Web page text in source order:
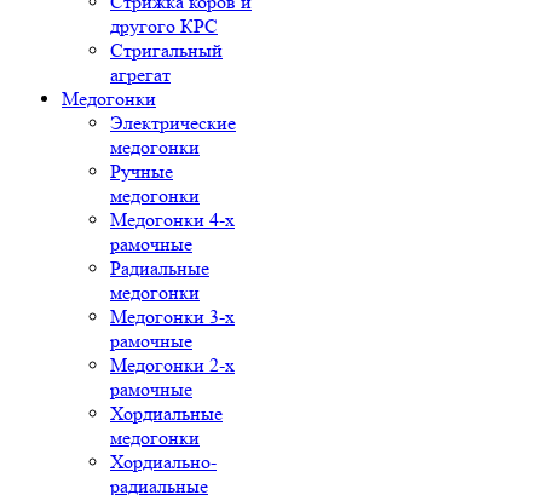
другого КРС
Стригальный
агрегат
Медогонки
Электрические
медогонки
Ручные
медогонки
Медогонки 4-х
рамочные
Радиальные
медогонки
Медогонки 3-х
рамочные
Медогонки 2-х
рамочные
Хордиальные
медогонки
Хордиально-
радиальные